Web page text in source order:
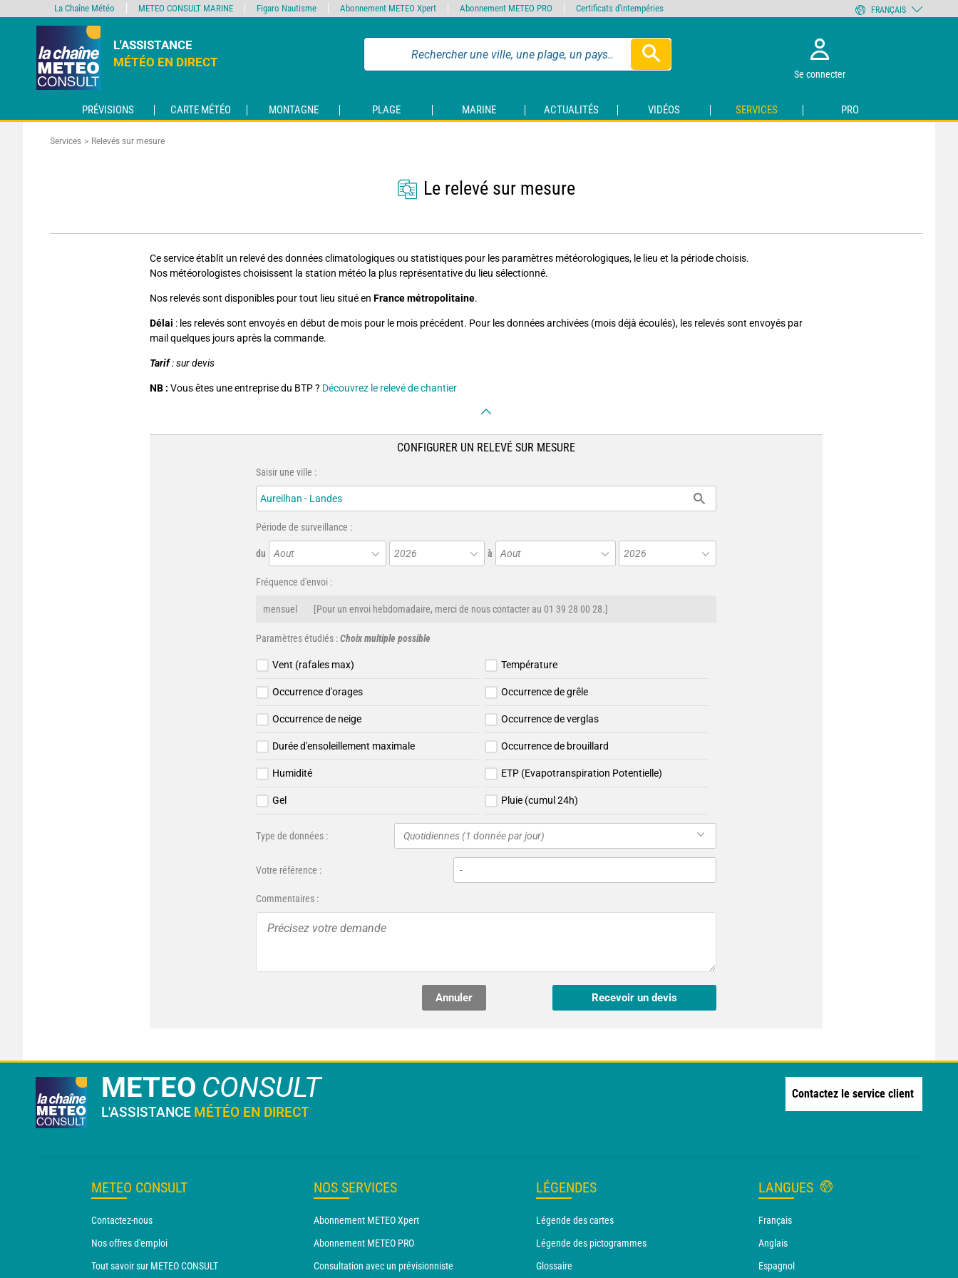
L'ASSISTANCE
MÉTÉO EN DIRECT
Se connecter
PRÉVISIONS CARTE MÉTÉO MONTAGNE PLAGE MARINE ACTUALITÉS VIDÉOS SERVICES PRO
Services Relevés sur mesure
Le relevé sur mesure
Ce service établit un relevé des données climatologiques ou statistiques pour les paramètres météorologiques, le lieu et la période choisis.
Nos météorologistes choisissent la station météo la plus représentative du lieu sélectionné.
Nos relevés sont disponibles pour tout lieu situé en France métropolitaine.
Délai : les relevés sont envoyés en début de mois pour le mois précédent. Pour les données archivées (mois déjà écoulés), les relevés sont envoyés par
mail quelques jours après la commande.
Tarif: sur devis
NB : Vous êtes une entreprise du BTP ? Découvrez le relevé de chantier
CONFIGURER UN RELEVÉ SUR MESURE
Saisir une ville :
Période de surveillance :
du Aout 2026 à Aout 2026
Fréquence d'envoi :
mensuel [Pour un envoi hebdomadaire, merci de nous contacter au 01 39 28 00 28.]
Paramètres étudiés : Choix multiple possible
Vent (rafales max) Température
Occurrence d'orages Occurrence de grêle
Occurrence de neige Occurrence de verglas
Durée d'ensoleillement maximale Occurrence de brouillard
Humidité ETP (Evapotranspiration Potentielle)
Gel Pluie (cumul 24h)
Type de données : Quotidiennes (1 donnée par jour)
Votre référence :
Commentaires :
Annuler Recevoir un devis
METEO CONSULT
L'ASSISTANCE MÉTÉO EN DIRECT
Contactez le service client
METEO CONSULT
Contactez-nous
Nos offres d'emploi
Tout savoir sur METEO CONSULT
NOS SERVICES
Abonnement METEO Xpert
Abonnement METEO PRO
Consultation avec un prévisionniste
LÉGENDES
Légende des cartes
Légende des pictogrammes
Glossaire
LANGUES
Français
Anglais
Espagnol
La Chaîne Météo METEO CONSULT MARINE Figaro Nautisme Abonnement METEO Xpert Abonnement METEO PRO Certificats d'intempéries FRANÇAIS